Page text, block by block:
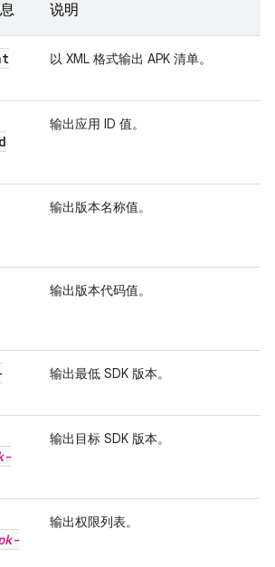
说明
以 XML 格式输出 APK 清单。
输出应用 ID 值。
输出版本名称值。
输出版本代码值。
输出最低 SDK 版本。
输出目标 SDK 版本。
输出权限列表。